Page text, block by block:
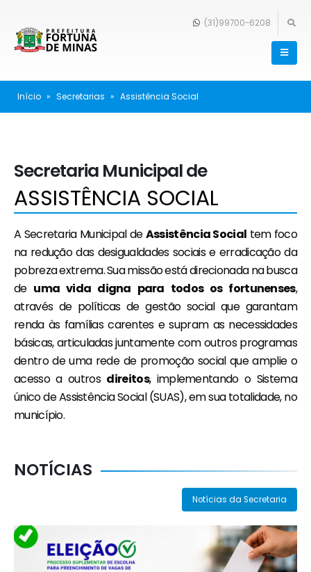
(31)99700-6208
Início » Secretarias » Assistência Social
Secretaria Municipal de
ASSISTÊNCIA SOCIAL
A Secretaria Municipal deAssistência Social tem foco
na redução das desigualdades sociais e erradicação da
pobreza extrema. Sua missão está direcionada na busca
de uma vida digna para todos os fortunenses,
através de políticas de gestão social que garantam
renda às famílias carentes e supram as necessidades
básicas, articuladas juntamente com outros programas
dentro de uma rede de promoção social que amplie o
acesso a outros direitos, implementando o Sistema
único de Assistência Social (SUAS), em sua totalidade, no
município.
NOTÍCIAS
Notícias da Secretaria